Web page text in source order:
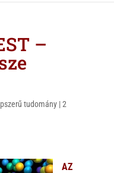
–
tudomány|2
AZ